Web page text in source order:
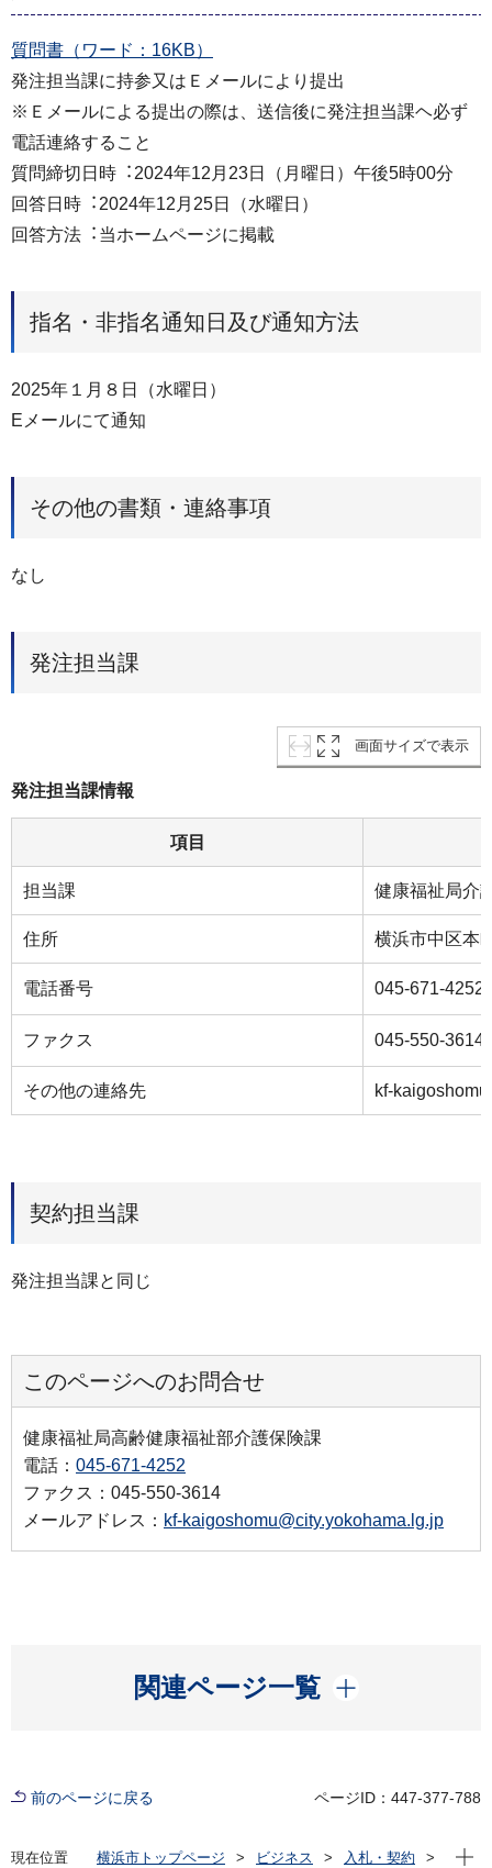
質問書（ワード：16KB）
発注担当課に持参⼜はＥメールにより提出
※Ｅメールによる提出の際は、送信後に発注担当課ヘ必ず
電話連絡すること
質問締切⽇時︓2024年12⽉23⽇（月曜⽇）午後5時00分
回答⽇時︓2024年12⽉25⽇（水曜⽇）
回答⽅法︓当ホームページに掲載
指名・非指名通知日及び通知方法
2025年１月８日（水曜日）
Eメールにて通知
その他の書類・連絡事項
なし
発注担当課
画面サイズで表示
発注担当課情報
項目
担当課 健康福祉局介
住所 横浜市中区本
電話番号 045-671-4252
ファクス 045-550-3614
その他の連絡先 kf-
契約担当課
発注担当課と同じ
このページへのお問合せ
健康福祉局高齢健康福祉部介護保険課
電話： 045-671-4252
ファクス：045-550-3614
メールアドレス： kf-kaigoshomu@city.yokohama.lg.jp
関連ページ一覧
開く
前のページに戻る ページID：447-377-788
現在位置 横浜市トップページ ビジネス
入札・契約
現在